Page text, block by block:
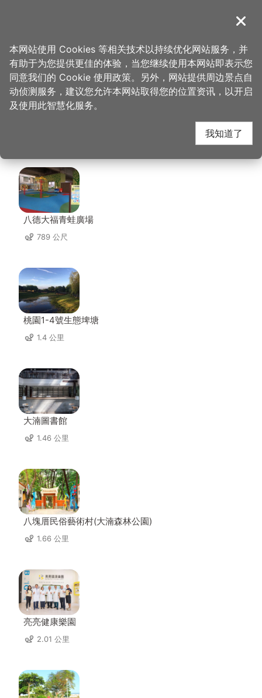
導覽
首页 > 想去的地方 > 美食、购物 > 三宝冰事 BAO 3 ICE
三宝冰事 BAO 3 ICE 周
边景点
八德大福青蛙廣場
789 公尺
桃園1-4號生態埤塘
1.4 公里
大湳圖書館
1.46 公里
八塊厝民俗藝術村(大湳森林公園)
1.66 公里
亮亮健康樂園
2.01 公里
关闭
本网站使用 Cookies 等相关技术以持续优化网站服务，并
有助于为您提供更佳的体验，当您继续使用本网站即表示您
同意我们的 Cookie 使用政策。另外，网站提供周边景点自
动侦测服务，建议您允许本网站取得您的位置资讯，以开启
及使用此智慧化服务。
我知道了